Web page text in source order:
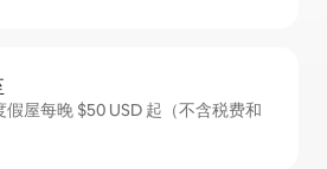
屋每晚 $50 USD 起（不含税费和